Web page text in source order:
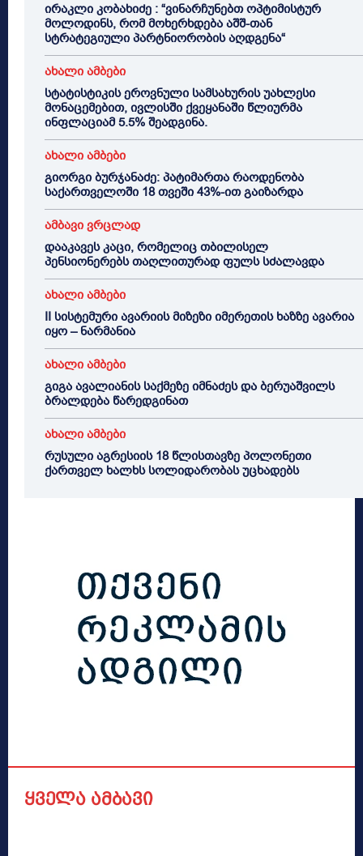
ირაკლი კობახიძე : “ვინარჩუნებთ ოპტიმისტურ
მოლოდინს, რომ მოხერხდება აშშ-თან
სტრატეგიული პარტნიორობის აღდგენა“
ახალი ამბები
სტატისტიკის ეროვნული სამსახურის უახლესი
მონაცემებით, ივლისში ქვეყანაში წლიურმა
ინფლაციამ 5.5% შეადგინა.
ახალი ამბები
გიორგი ბურჯანაძე: პატიმართა რაოდენობა
საქართველოში 18 თვეში 43%-ით გაიზარდა
ამბავი ვრცლად
დააკავეს კაცი, რომელიც თბილისელ
პენსიონერებს თაღლითურად ფულს სძალავდა
ახალი ამბები
II სისტემური ავარიის მიზეზი იმერეთის ხაზზე ავარია
იყო – ნარმანია
ახალი ამბები
გიგა ავალიანის საქმეზე იმნაძეს და ბერუაშვილს
ბრალდება წარედგინათ
ახალი ამბები
რუსული აგრესიის 18 წლისთავზე პოლონეთი
ქართველ ხალხს სოლიდარობას უცხადებს
ყველა ამბავი